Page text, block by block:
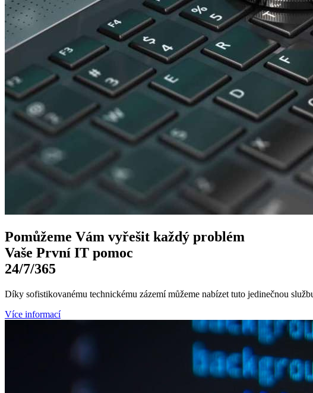
Pomůžeme Vámvyřešit každý problém
Vaše PrvníIT pomoc
24/7/365
Díky sofistikovanému technickému zázemí můžeme nabízet tuto jedinečnou službu.
Více informací